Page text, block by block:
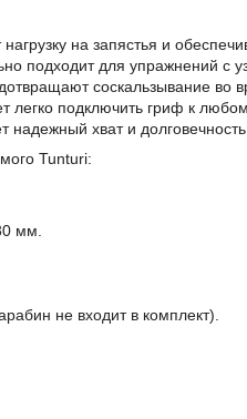
на запястья и
подходит для упражнений с
соскальзывание во
легко подключить гриф к
хват и
Tunturi:
мм.
не входит в комплект).